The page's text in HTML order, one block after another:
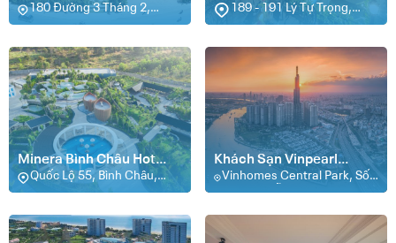
Lạt180 Đường 3 Tháng 2,
Phường 4 (số Cũ: 02 Hoàng
Gòn189 - 191 Lý Tự Trọng,
Quận 1, Hồ Chí Minh
Minera Bình Châu Hot
Spring Resort
Quốc Lộ 55, Bình Châu,
Xuyên Mộc, Bà Rịa Vũng
Khách Sạn Vinpearl
Landmark 81 Autograph
Collection
Vinhomes Central Park, Số
208 Nguyễn Hữu Cảnh,
Gòn)